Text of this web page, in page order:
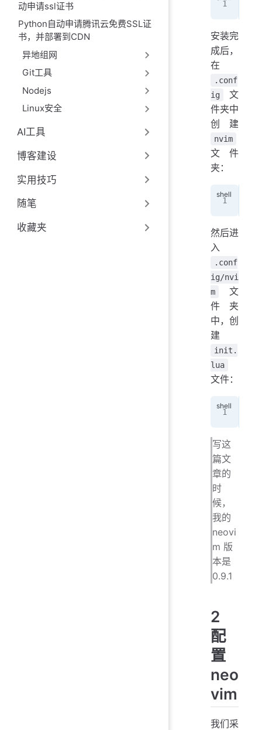
动申请ssl证书
Python自动申请腾讯云免费SSL证
书，并部署到CDN
异地组网
Git工具
Nodejs
Linux安全
AI工具
博客建设
实用技巧
随笔
收藏夹
安装完
成后，
在
.conf
ig
文
件夹中
创建
nvim
文件
夹：
然后进
入
.conf
ig/nvi
m
文
件夹
中，创
建
init.
lua
文件：
写这
篇文
章的
时
候，
我的
neovi
m 版
本是
0.9.1
2
配
置
neo
vim
我们采